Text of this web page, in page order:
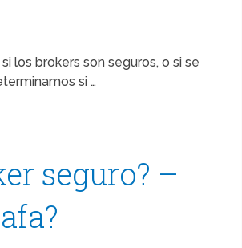
los brokers son seguros, o si se
si …
seguro? –